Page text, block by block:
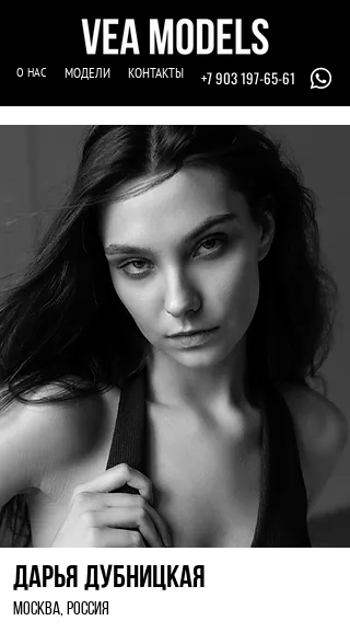
О НАС МОДЕЛИ КОНТАКТЫ +7 903 197-65-61
Дарья Дубницкая
Москва, Россия